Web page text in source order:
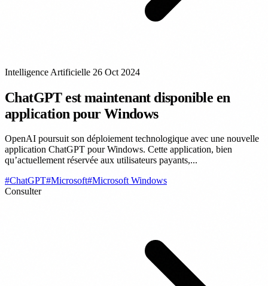
Intelligence Artificielle 26 Oct 2024
ChatGPT est maintenant disponible en
application pour Windows
OpenAI poursuit son déploiement technologique avec une nouvelle
application ChatGPT pour Windows. Cette application, bien
qu’actuellement réservée aux utilisateurs payants,...
#ChatGPT#Microsoft#Microsoft Windows
Consulter